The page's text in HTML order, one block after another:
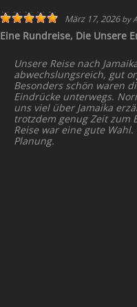
März 17, 2026by
Eine Rundreise, Die Unsere
Unsere Reise nach
abwechslungsreich, gut
Besonders schön waren
Eindrücke unterwegs.
uns viel über Jamaika
trotzdem genug Zeit zum
Reise war eine gute
Planung.